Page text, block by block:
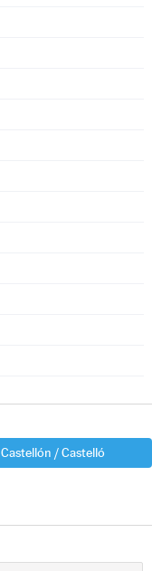
Castellón / Castelló